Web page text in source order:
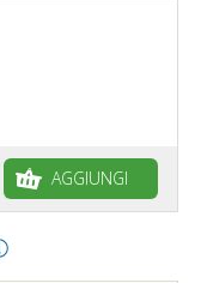
AGGIUNGI